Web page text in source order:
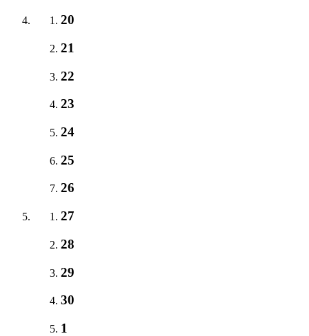
20
21
22
23
24
25
26
27
28
29
30
1